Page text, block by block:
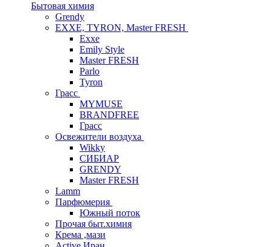
Бытовая химия
Grendy
EXXE, TYRON, Master FRESH
Exxe
Emily Style
Master FRESH
Parlo
Tyron
Грасс
MYMUSE
BRANDFREE
Грасс
Освежители воздуха
Wikky
СИБИАР
GRENDY
Master FRESH
Lamm
Парфюмерия
Южный поток
Прочая быт.химия
Крема ,мази